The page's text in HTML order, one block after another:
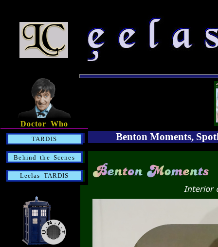
Doctor Who
TARDIS
Behind the Scenes
Leelas TARDIS
Benton Moments,